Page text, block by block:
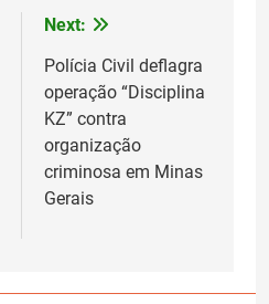
Next:
Polícia Civil deflagra
operação “Disciplina
KZ” contra
organização
criminosa em Minas
Gerais